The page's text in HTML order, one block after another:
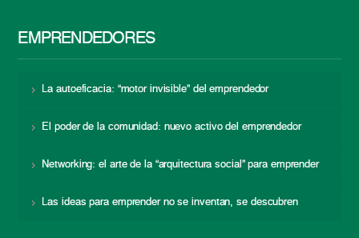
EMPRENDEDORES
La autoeficacia: “motor invisible” del emprendedor
El poder de la comunidad: nuevo activo del emprendedor
Networking: el arte de la “arquitectura social” para emprender
Las ideas para emprender no se inventan, se descubren